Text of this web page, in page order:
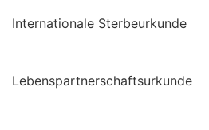
Internationale Sterbeurkunde
Lebenspartnerschaftsurkunde